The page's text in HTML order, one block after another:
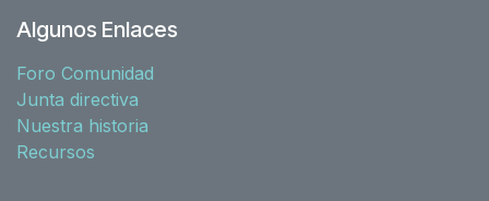
Algunos Enlaces
Foro Comunidad
Junta directiva
Nuestra historia
Recursos